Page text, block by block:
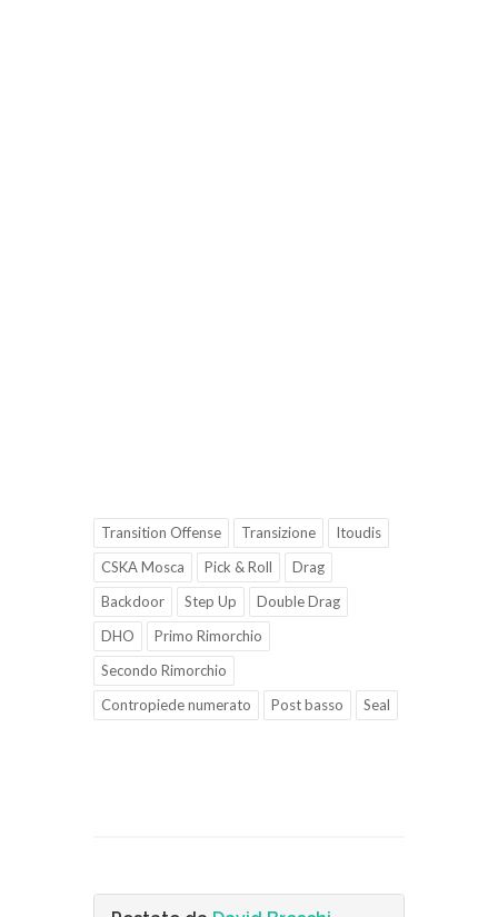
Transition Offense Transizione
Itoudis
CSKA Mosca
Pick & Roll
Drag
Backdoor
Step Up
Double Drag
DHO
Primo Rimorchio
Secondo Rimorchio
Contropiede numerato
Post basso Seal